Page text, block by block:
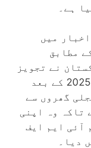
ہے۔
میں
مطابق
نے تجویز
دی کہ صنعتوں کو جنوری 2025 کے بعد
گھروں سے
تاکہ وہ اپنی
آئی ایم ایف
دیا۔